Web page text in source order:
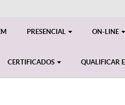
PRESENCIAL ON-LINE
CERTIFICADOS QUALIFICAR